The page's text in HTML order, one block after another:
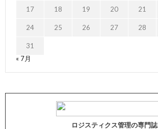
17 18 19 20 21
24 25 26 27 28
31
« 7月
ロジスティクス管理の専門誌